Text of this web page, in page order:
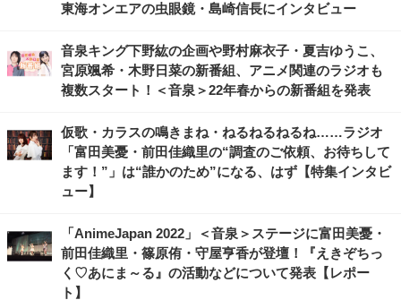
東海オンエアの虫眼鏡・島崎信長にインタビュー
⾳泉キング下野紘の企画や野村⿇⾐⼦・夏吉ゆうこ、
宮原颯希・⽊野⽇菜の新番組、アニメ関連のラジオも
複数スタート！＜音泉＞22年春からの新番組を発表
仮歌・カラスの鳴きまね・ねるねるねるね……ラジオ
「富田美憂・前田佳織里の“調査のご依頼、お待ちして
ます！”」は“誰かのため”になる、はず【特集インタビ
ュー】
「AnimeJapan 2022」＜音泉＞ステージに富田美憂・
前田佳織里・篠原侑・守屋亨香が登壇！『えきぞちっ
く♡あにま～る』の活動などについて発表【レポー
ト】